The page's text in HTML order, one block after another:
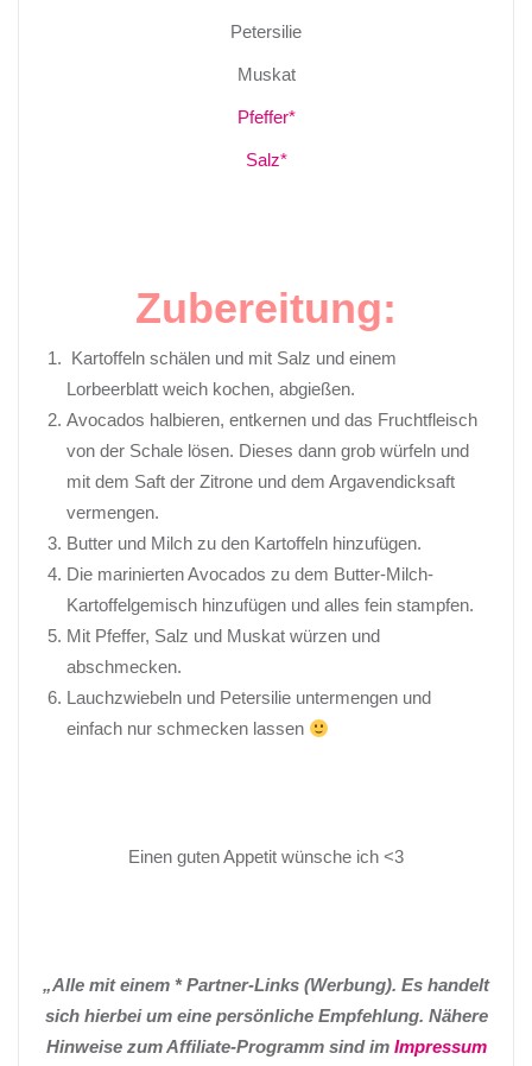
Petersilie
Muskat
Pfeffer*
Salz*
Zubereitung:
Kartoffeln schälen und mit Salz und einem
Lorbeerblatt weich kochen, abgießen.
Avocados halbieren, entkernen und das Fruchtfleisch
von der Schale lösen. Dieses dann grob würfeln und
mit dem Saft der Zitrone und dem Argavendicksaft
vermengen.
Butter und Milch zu den Kartoffeln hinzufügen.
Die marinierten Avocados zu dem Butter-Milch-
Kartoffelgemisch hinzufügen und alles fein stampfen.
Mit Pfeffer, Salz und Muskat würzen und
abschmecken.
Lauchzwiebeln und Petersilie untermengen und
einfach nur schmecken lassen
Einen guten Appetit wünsche ich <3
„Alle mit einem * Partner-Links (Werbung). Es handelt
sich hierbei um eine persönliche Empfehlung. Nähere
Hinweise zum Affiliate-Programm sind im Impressum